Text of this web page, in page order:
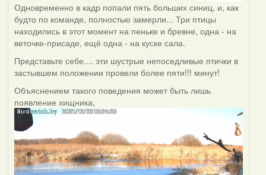
Одновременно в кадр попали пять больших синиц, и, как
будто по команде, полностью замерли... Три птицы
находились в этот момент на пеньке и бревне, одна - на
веточке-присаде, ещё одна - на куске сала.
Представьте себе.... эти шустрые непоседливые птички в
застывшем положении провели более пяти!!! минут!
Объяснением такого поведения может быть лишь
появление хищника,